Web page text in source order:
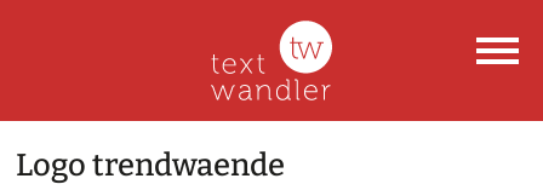
Logo trendwaende